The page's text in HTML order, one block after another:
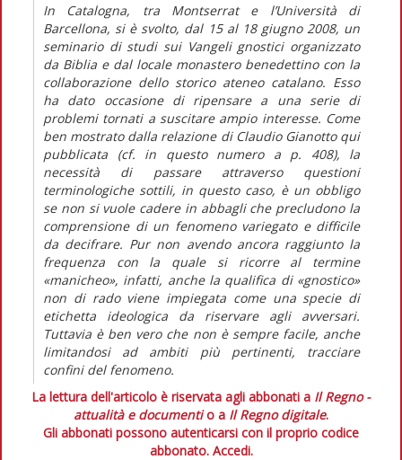
In Catalogna, tra Montserrat e l’Università di
Barcellona, si è svolto, dal 15 al 18 giugno 2008, un
seminario di studi sui Vangeli gnostici organizzato
da Biblia e dal locale monastero benedettino con la
collaborazione dello storico ateneo catalano. Esso
ha dato occasione di ripensare a una serie di
problemi tornati a suscitare ampio interesse. Come
ben mostrato dalla relazione di Claudio Gianotto qui
pubblicata (cf. in questo numero a p. 408), la
necessità di passare attraverso questioni
terminologiche sottili, in questo caso, è un obbligo
se non si vuole cadere in abbagli che precludono la
comprensione di un fenomeno variegato e difficile
da decifrare. Pur non avendo ancora raggiunto la
frequenza con la quale si ricorre al termine
«manicheo», infatti, anche la qualifica di «gnostico»
non di rado viene impiegata come una specie di
etichetta ideologica da riservare agli avversari.
Tuttavia è ben vero che non è sempre facile, anche
limitandosi ad ambiti più pertinenti, tracciare
confini del fenomeno.
La lettura dell'articolo è riservata agli abbonati a Il Regno -
attualità e documentio a Il Regno digitale.
Gli abbonati possono autenticarsi con il proprio codice
abbonato. Accedi.